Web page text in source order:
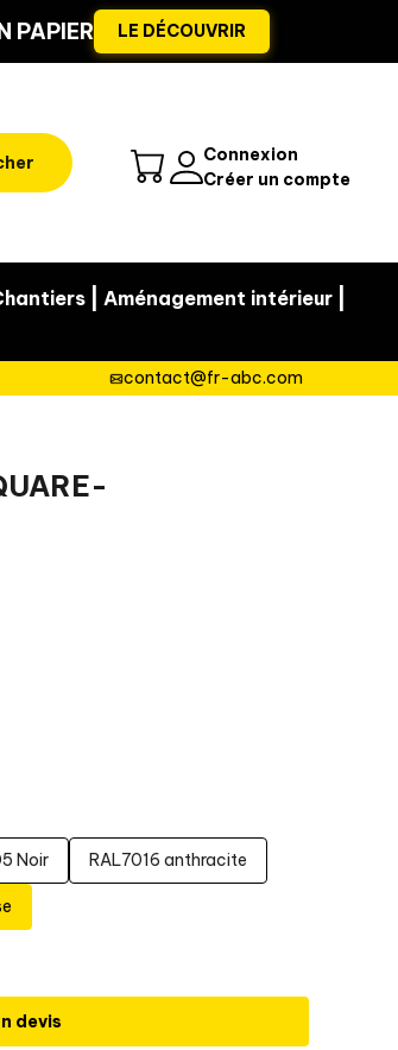
PAPIER LE DÉCOUVRIR
Connexion
Créer un compte
Aménagement intérieur
contact@fr-abc.com
Noir RAL7016 anthracite
devis